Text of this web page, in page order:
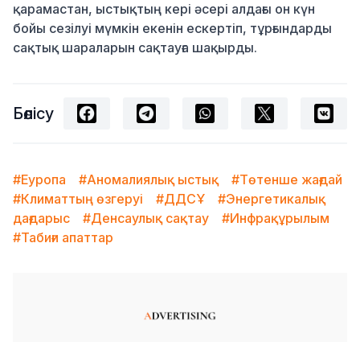
қарамастан, ыстықтың кері әсері алдағы он күн
бойы сезілуі мүмкін екенін ескертіп, тұрғындарды
сақтық шараларын сақтауға шақырды.
Бөлісу
#Еуропа #Аномалиялық ыстық
#Төтенше жағдай
#Климаттың өзгеруі
#ДДСҰ
#Энергетикалық
дағдарыс
#Денсаулық сақтау
#Инфрақұрылым
#Табиғи апаттар